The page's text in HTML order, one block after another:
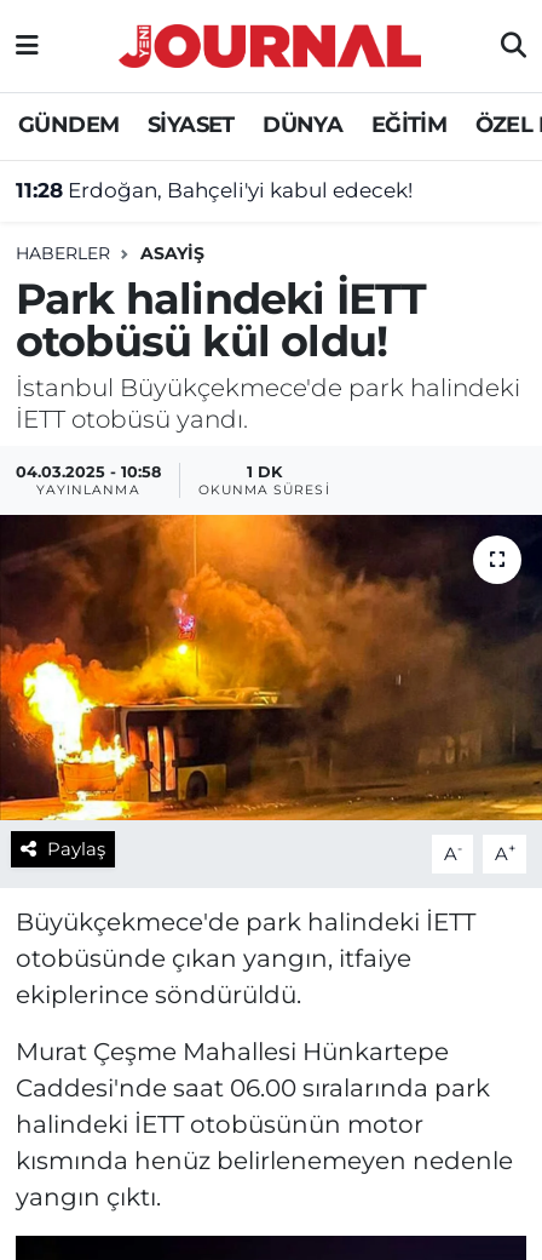
GÜNDEM SİYASET DÜNYA EĞİTİM ÖZEL
11:28 Erdoğan, Bahçeli'yi kabul edecek!
HABERLER ASAYİŞ
Park halindeki İETT
otobüsü kül oldu!
İstanbul Büyükçekmece'de park halindeki
İETT otobüsü yandı.
04.03.2025 - 10:58
YAYINLANMA
1 DK
OKUNMA SÜRESI
Paylaş A- A+
Büyükçekmece'de park halindeki İETT
otobüsünde çıkan yangın, itfaiye
ekiplerince söndürüldü.
Murat Çeşme Mahallesi Hünkartepe
Caddesi'nde saat 06.00 sıralarında park
halindeki İETT otobüsünün motor
kısmında henüz belirlenemeyen nedenle
yangın çıktı.
GÜNDEM
SİYASET
DÜNYA
EĞİTİM
ÖZEL HABER
Nöbetçi Eczaneler
Hava Durumu
Süper Lig Puan Durumu ve Fikstür
Tüm Manşetler
Son Dakika Haberleri
Haber Arşivi